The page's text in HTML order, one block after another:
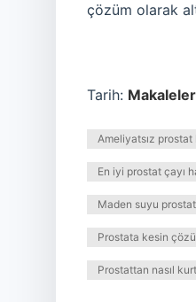
çözüm olarak
Tarih: Makaleler
Ameliyatsız
En iyi prostat çayı
Maden suyu
Prostata kesin
Prostattan nasıl